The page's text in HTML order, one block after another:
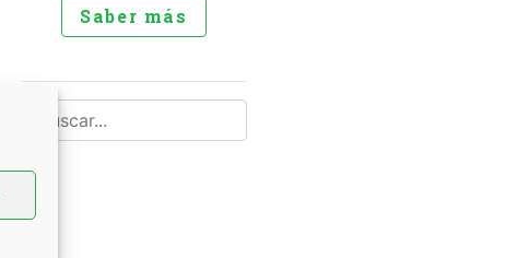
Saber más